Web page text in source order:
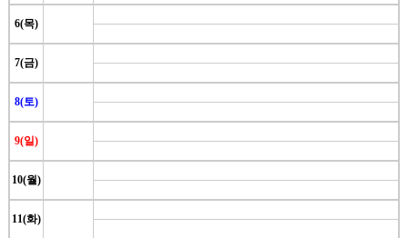
오시는길 전화문의
6(목)
7(금)
8(토)
9(일)
10(월)
11(화)